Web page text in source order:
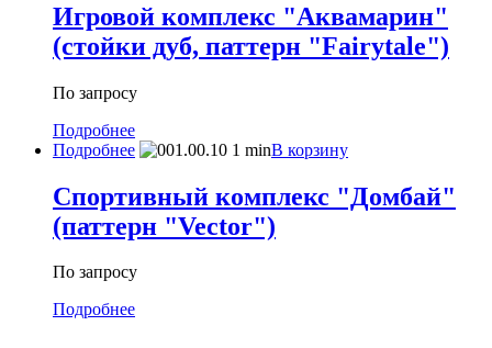
Игровой комплекс "Аквамарин"
(стойки дуб, паттерн "Fairytale")
По запросу
Подробнее
Подробнее
В корзину
Спортивный комплекс "Домбай"
(паттерн "Vector")
По запросу
Подробнее